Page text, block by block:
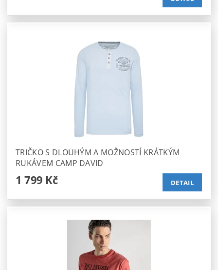
TRIČKO S DLOUHÝM A MOŽNOSTÍ KRÁTKÝM
RUKÁVEM CAMP DAVID
1 799 Kč DETAIL